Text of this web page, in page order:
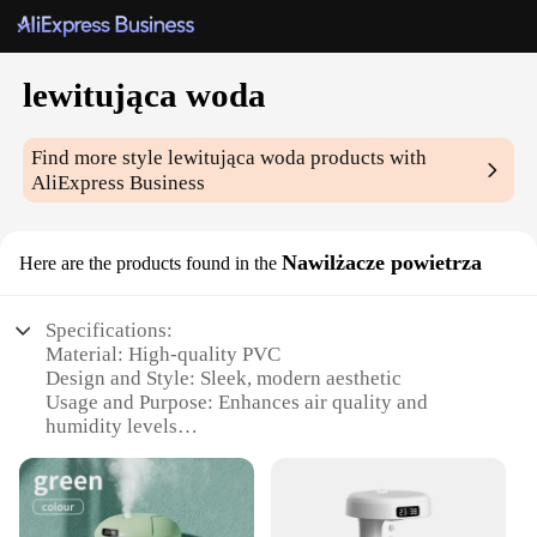
lewitująca woda
Find more stylelewitująca woda products with
AliExpress Business
Here are the products found in the Nawilżacze powietrza
Specifications:
Material: High-quality PVC
Design and Style: Sleek, modern aesthetic
Usage and Purpose: Enhances air quality and
humidity levels
minimal noise
Shape or Size or Weight or Quantity: Compact and
lightweight for easy portability